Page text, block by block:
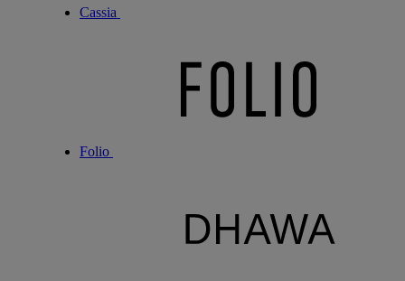
Cassia
Folio